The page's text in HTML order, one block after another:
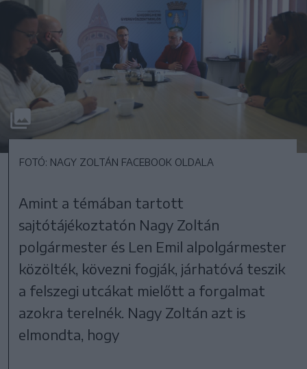
FOTÓ: NAGY ZOLTÁN FACEBOOK OLDALA
Amint a témában tartott
sajtótájékoztatón Nagy Zoltán
polgármester és Len Emil alpolgármester
közölték, kövezni fogják, járhatóvá teszik
a felszegi utcákat mielőtt a forgalmat
azokra terelnék. Nagy Zoltán azt is
elmondta, hogy